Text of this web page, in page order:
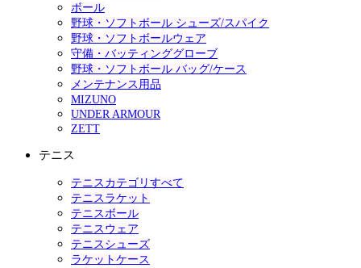
ボール
野球・ソフトボール シューズ/スパイク
野球・ソフトボールウェア
守備・バッティンググローブ
野球・ソフトボール バッグ/ケース
メンテナンス用品
MIZUNO
UNDER ARMOUR
ZETT
テニス
テニスカテゴリすべて
テニスラケット
テニスボール
テニスウェア
テニスシューズ
ラケットケース